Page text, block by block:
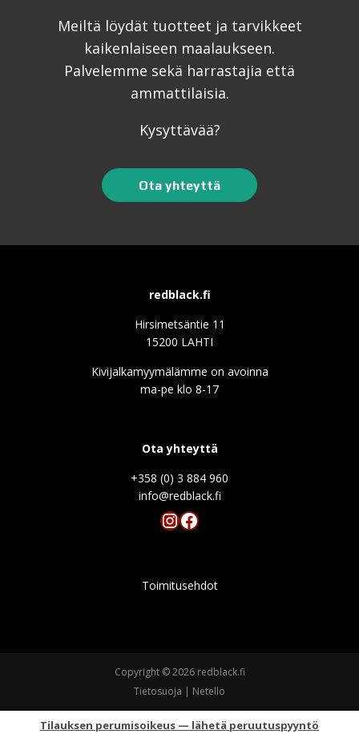
Meiltä löydät tuotteet ja tarvikkeet
kaikenlaiseen maalaukseen.
Palvelemme sekä harrastajia että
ammattilaisia.
Kysyttävää?
Ota yhteyttä
redblack.fi
Hirsimetsäntie 11
15200 LAHTI
Kivijalkamyymälämme on avoinna
ma-pe klo 8-17
Ota yhteyttä
+358 (0) 3 884 960
info@redblack.f
Instagram
Facebook
Toimitusehdot
Copyright © 2026 redblack.fi
Tietosuoja | Netello
Tilauksen perumisoikeus — lähetä peruutuspyyntö